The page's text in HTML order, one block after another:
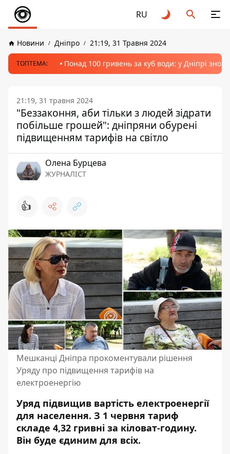
RU
Новини Дніпро 21:19, 31 Травня 2024
ТОПТЕМА: Понад 100 гривень за куб води: у Дніпрі
21:19, 31 травня 2024
"Беззаконня, аби тільки з людей зідрати
побільше грошей": дніпряни обурені
підвищенням тарифів на світло
Олена Бурцева
ЖУРНАЛІСТ
👍
Мешканці Дніпра прокоментували рішення
Уряду про підвищення тарифів на
електроенергію
Уряд підвищив вартість електроенергії
для населення. З 1 червня тариф
складе 4,32 гривні за кіловат-годину.
Він буде єдиним для всіх.